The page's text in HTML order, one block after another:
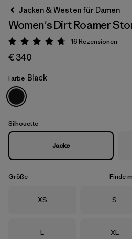
Black
Jacken & Westen für Damen
Women's Dirt Roamer
Bewertung: 4.8 / 5
16 Rezensionen
€ 340
Farbe Black
Silhouette
Jacke
Größe Finde
Größe
XS Größe
S
Größe
L Größe
XL